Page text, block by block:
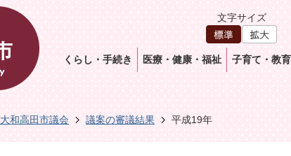
文字サイズ
くらし・手続き 医療・健康・福祉 子育て・教育
大和高田市議会 議案の審議結果 平成19年